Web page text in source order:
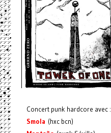
Concert punk hardcore avec :
Smola (hxc bcn)